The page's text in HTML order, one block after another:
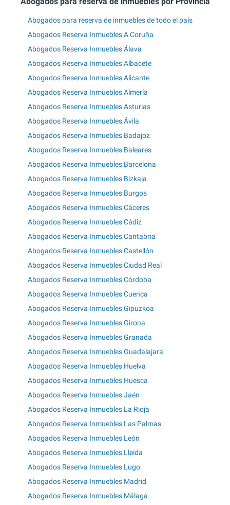
Abogados para reserva de inmuebles de todo el país
Abogados Reserva Inmuebles A Coruña
Abogados Reserva Inmuebles Álava
Abogados Reserva Inmuebles Albacete
Abogados Reserva Inmuebles Alicante
Abogados Reserva Inmuebles Almería
Abogados Reserva Inmuebles Asturias
Abogados Reserva Inmuebles Ávila
Abogados Reserva Inmuebles Badajoz
Abogados Reserva Inmuebles Baleares
Abogados Reserva Inmuebles Barcelona
Abogados Reserva Inmuebles Bizkaia
Abogados Reserva Inmuebles Burgos
Abogados Reserva Inmuebles Cáceres
Abogados Reserva Inmuebles Cádiz
Abogados Reserva Inmuebles Cantabria
Abogados Reserva Inmuebles Castellón
Abogados Reserva Inmuebles Ciudad Real
Abogados Reserva Inmuebles Córdoba
Abogados Reserva Inmuebles Cuenca
Abogados Reserva Inmuebles Gipuzkoa
Abogados Reserva Inmuebles Girona
Abogados Reserva Inmuebles Granada
Abogados Reserva Inmuebles Guadalajara
Abogados Reserva Inmuebles Huelva
Abogados Reserva Inmuebles Huesca
Abogados Reserva Inmuebles Jaén
Abogados Reserva Inmuebles La Rioja
Abogados Reserva Inmuebles Las Palmas
Abogados Reserva Inmuebles León
Abogados Reserva Inmuebles Lleida
Abogados Reserva Inmuebles Lugo
Abogados Reserva Inmuebles Madrid
Abogados Reserva Inmuebles Málaga